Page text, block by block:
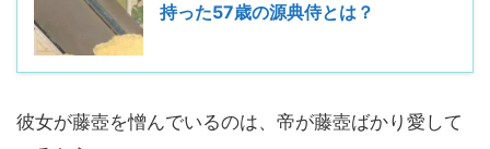
持った57歳の源典侍とは？
彼女が藤壺を憎んでいるのは、帝が藤壺ばかり愛して